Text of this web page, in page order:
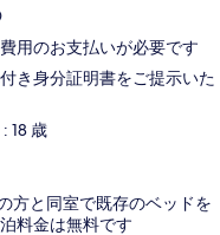
用のお支払いが必要です
き身分証明書をご提示いた
18 歳
方と同室で既存のベッドを
料金は無料です